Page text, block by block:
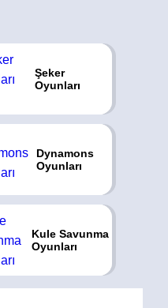
Şeker
Oyunları
Dynamons
Oyunları
Kule Savunma
Oyunları